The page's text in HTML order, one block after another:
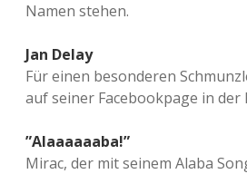
Namen stehen.
Jan Delay
Für einen besonderen
auf seiner Facebookpage in der
”Alaaaaaaba!”
Mirac, der mit seinem Alaba